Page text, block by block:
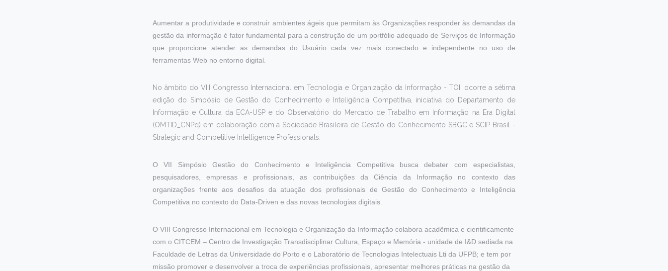
Aumentar a produtividade e construir ambientes ágeis que permitam às Organizações responder às demandas da
gestão da informação é fator fundamental para a construção de um portfólio adequado de Serviços de Informação
que proporcione atender as demandas do Usuário cada vez mais conectado e independente no uso de
ferramentas Web no entorno digital.
No âmbito do VIII Congresso Internacional em Tecnologia e Organização da Informação - TOI, ocorre a sétima
edição do Simpósio de Gestão do Conhecimento e Inteligência Competitiva, iniciativa do Departamento de
Informação e Cultura da ECA-USP e do Observatório do Mercado de Trabalho em Informação na Era Digital
(OMTID_CNPq) em colaboração com a Sociedade Brasileira de Gestão do Conhecimento SBGC e SCIP Brasil -
Strategic and Competitive Intelligence Professionals.
O VII Simpósio Gestão do Conhecimento e Inteligência Competitiva busca debater com especialistas,
pesquisadores, empresas e profissionais, as contribuições da Ciência da Informação no contexto das
organizações frente aos desafios da atuação dos profissionais de Gestão do Conhecimento e Inteligência
Competitiva no contexto do Data-Driven e das novas tecnologias digitais.
O VIII Congresso Internacional em Tecnologia e Organização da Informação colabora acadêmica e cientificamente
com o CITCEM – Centro de Investigação Transdisciplinar Cultura, Espaço e Memória - unidade de I&D sediada na
Faculdade de Letras da Universidade do Porto e o Laboratório de Tecnologias Intelectuais Lti da UFPB; e tem por
missão promover e desenvolver a troca de experiências profissionais, apresentar melhores práticas na gestão da